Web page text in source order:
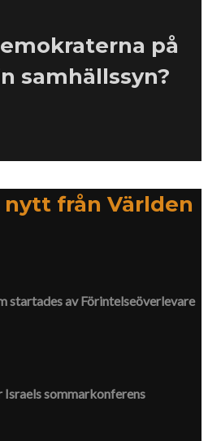
på
samhällssyn?
nytt från Världen
startades av Förintelse­överlevare
Israels sommarkonferens